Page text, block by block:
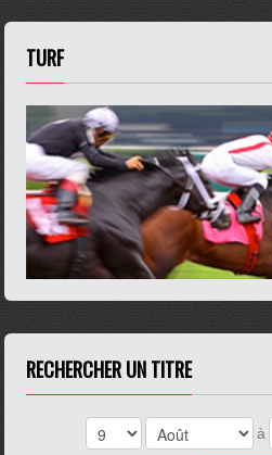
TURF
RECHERCHER UN TITRE
à